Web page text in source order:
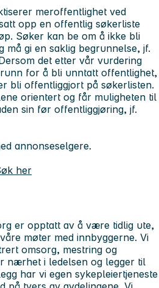
meroffentlighet ved
opp en offentlig søkerliste
Søker kan be om å ikke bli
gi en saklig begrunnelse, jf.
det etter vår vurdering
for å bli unntatt offentlighet,
bli offentliggjort på søkerlisten.
orientert og får muligheten til
sin før offentliggjøring, jf.
annonseselgere.
her
er opptatt av å være tidlig ute,
møter med innbyggerne. Vi
omsorg, mestring og
nærhet i ledelsen og legger til
har vi egen sykepleiertjeneste